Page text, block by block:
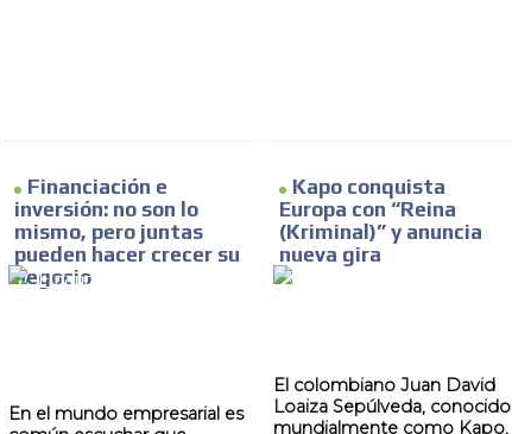
Financiación e
inversión: no son lo
mismo, pero juntas
pueden hacer crecer su
negocio
En el mundo empresarial es
Kapo conquista
Europa con “Reina
(Kriminal)” y anuncia
nueva gira
El colombiano Juan David
Loaiza Sepúlveda, conocido
mundialmente como Kapo,